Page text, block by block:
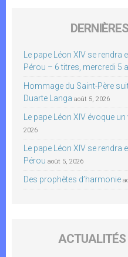
Le pape Léon XIV se rendra
Pérou – 6 titres, mercredi 5
Hommage du Saint-Père
Duarte Langa août 5, 2026
Le pape Léon XIV évoque
2026
Le pape Léon XIV se rendra
Pérou août 5, 2026
Des prophètes d’harmonie
ACTUALITÉS